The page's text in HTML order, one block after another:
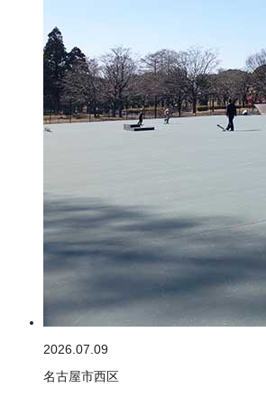
2026.07.09
名古屋市西区